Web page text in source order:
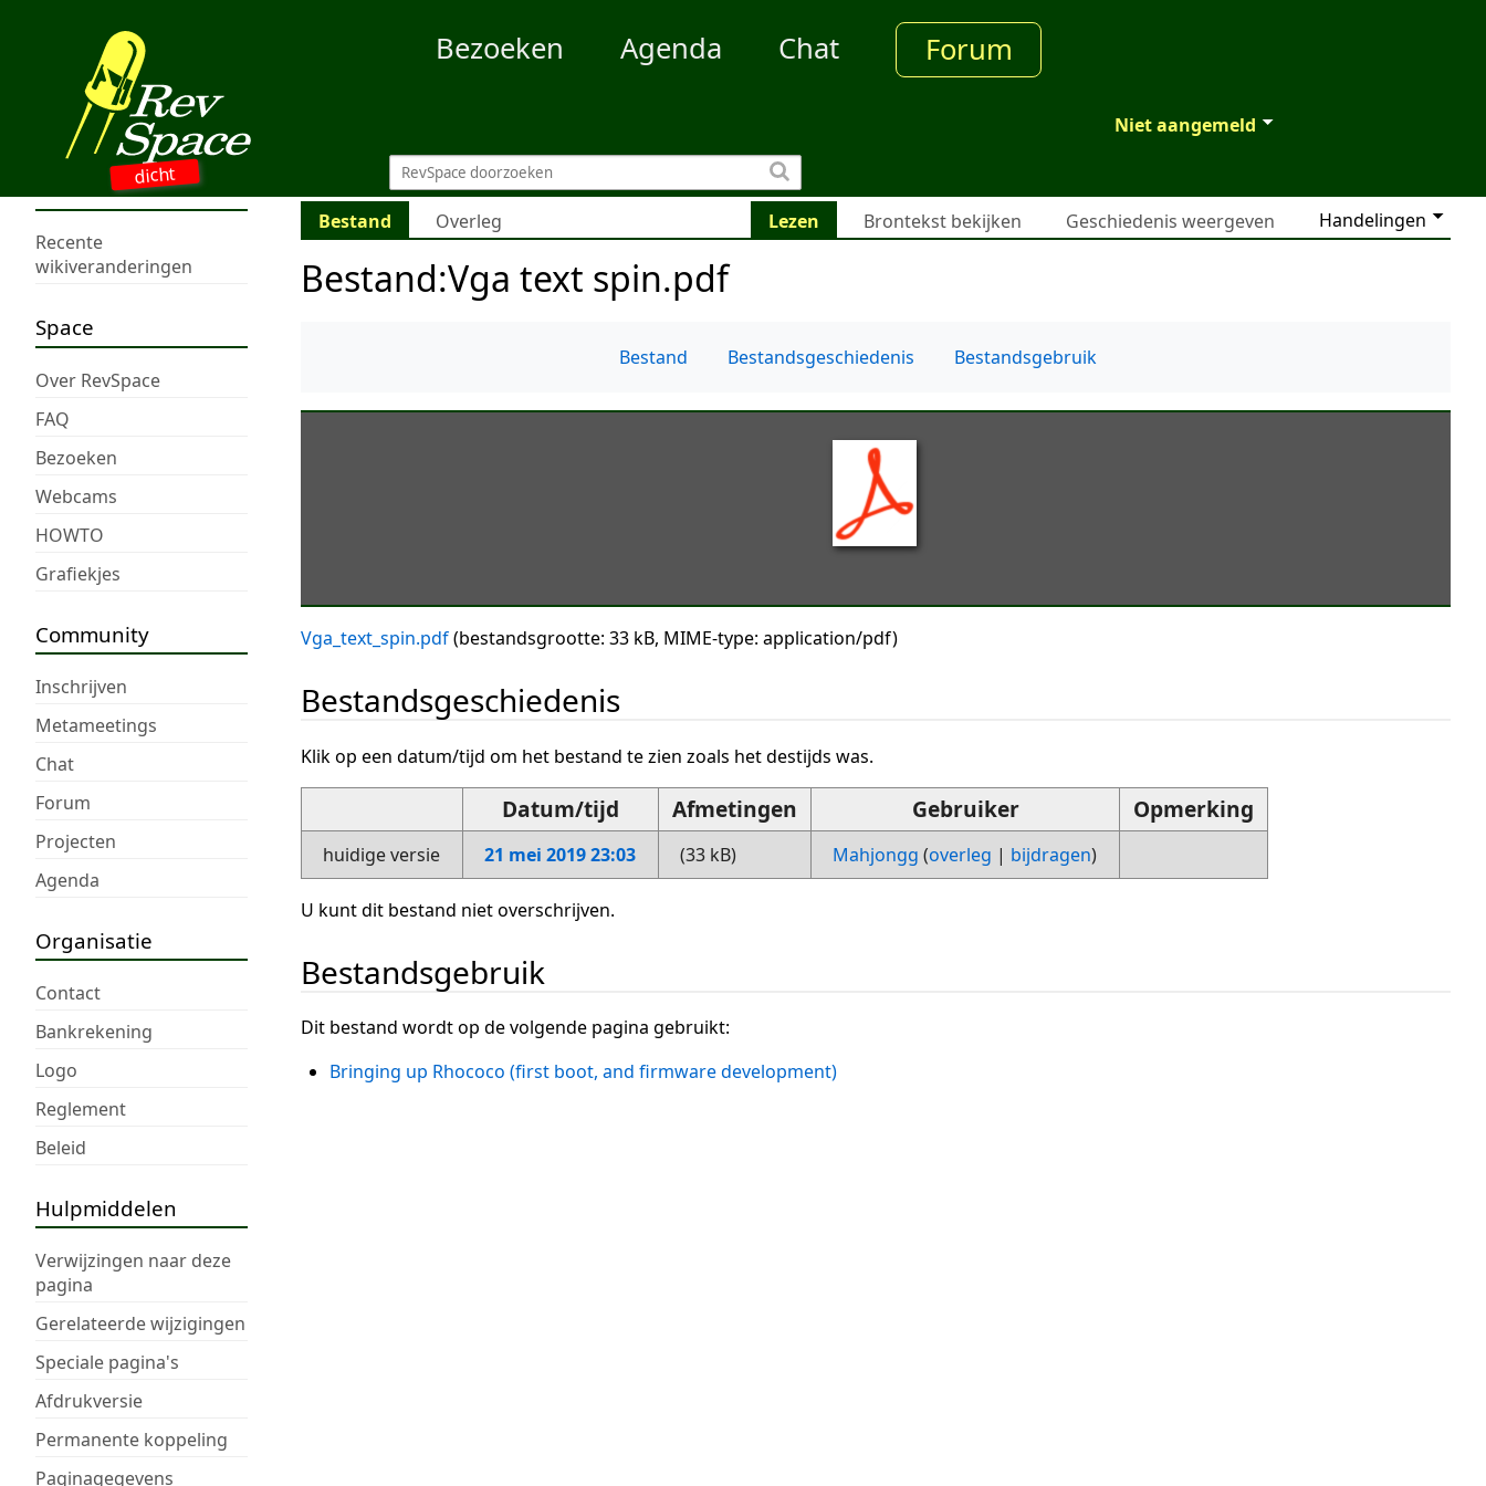
dicht
Bezoeken Agenda Chat Forum
Niet aangemeld
Recente
wikiveranderingen
Space
Over RevSpace
FAQ
Bezoeken
Webcams
HOWTO
Grafiekjes
Community
Inschrijven
Metameetings
Chat
Forum
Projecten
Agenda
Organisatie
Contact
Bankrekening
Logo
Reglement
Beleid
Hulpmiddelen
Verwijzingen naar deze
pagina
Gerelateerde wijzigingen
Speciale pagina's
Afdrukversie
Permanente koppeling
Paginagegevens
Bestand Overleg Handelingen
Lezen Brontekst bekijken Geschiedenis weergeven
Bestand:Vga text spin.pdf
Bestand Bestandsgeschiedenis Bestandsgebruik
Vga_text_spin.pdf(bestandsgrootte: 33 kB, MIME-type: application/pdf)
Bestandsgeschiedenis
Klik op een datum/tijd om het bestand te zien zoals het destijds was.
Datum/tijd Afmetingen Gebruiker Opmerking
huidige versie 21 mei 2019 23:03 (33 kB) Mahjongg (overleg | bijdragen)
U kunt dit bestand niet overschrijven.
Bestandsgebruik
Dit bestand wordt op de volgende pagina gebruikt:
Bringing up Rhococo (first boot, and firmware development)